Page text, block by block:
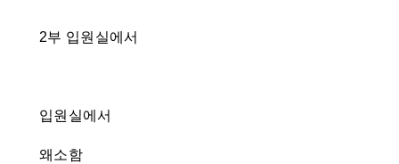
2부 입원실에서
입원실에서
왜소함